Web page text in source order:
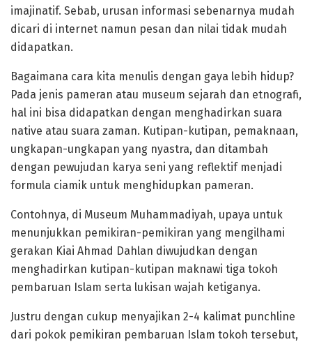
imajinatif. Sebab, urusan informasi sebenarnya mudah
dicari di internet namun pesan dan nilai tidak mudah
didapatkan.
Bagaimana cara kita menulis dengan gaya lebih hidup?
Pada jenis pameran atau museum sejarah dan etnografi,
hal ini bisa didapatkan dengan menghadirkan suara
native atau suara zaman. Kutipan-kutipan, pemaknaan,
ungkapan-ungkapan yang nyastra, dan ditambah
dengan pewujudan karya seni yang reflektif menjadi
formula ciamik untuk menghidupkan pameran.
Contohnya, di Museum Muhammadiyah, upaya untuk
menunjukkan pemikiran-pemikiran yang mengilhami
gerakan Kiai Ahmad Dahlan diwujudkan dengan
menghadirkan kutipan-kutipan maknawi tiga tokoh
pembaruan Islam serta lukisan wajah ketiganya.
Justru dengan cukup menyajikan 2-4 kalimat punchline
dari pokok pemikiran pembaruan Islam tokoh tersebut,